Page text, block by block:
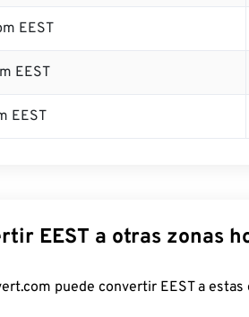
EEST
EEST
EEST
EEST a otras zonas
puede convertir EEST a estas